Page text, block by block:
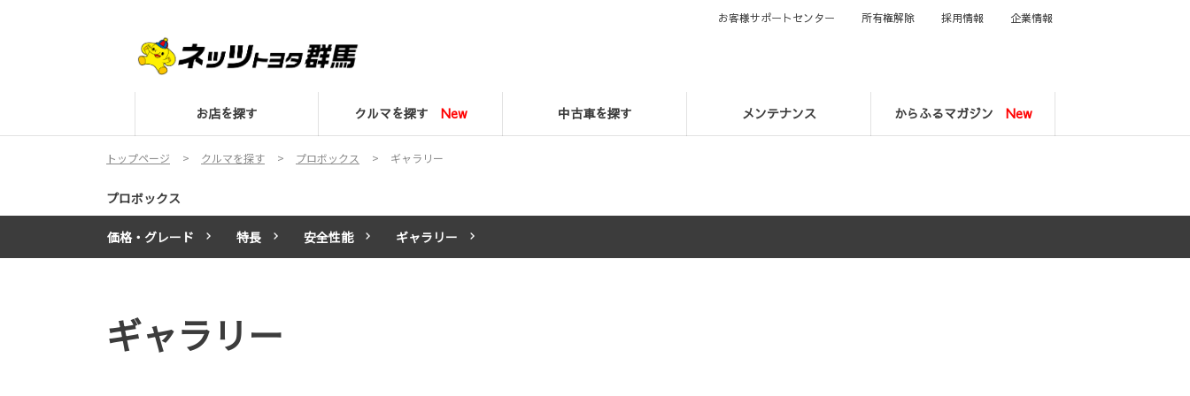
お店を探す クルマを探す New 中古車を探す メンテナンス からふるマガジン New
お客様サポートセンター 所有権解除 採用情報 企業情報
トップページ クルマを探す プロボックス ギャラリー
プロボックス
価格・グレード 特長 安全性能 ギャラリー
ギャラリー